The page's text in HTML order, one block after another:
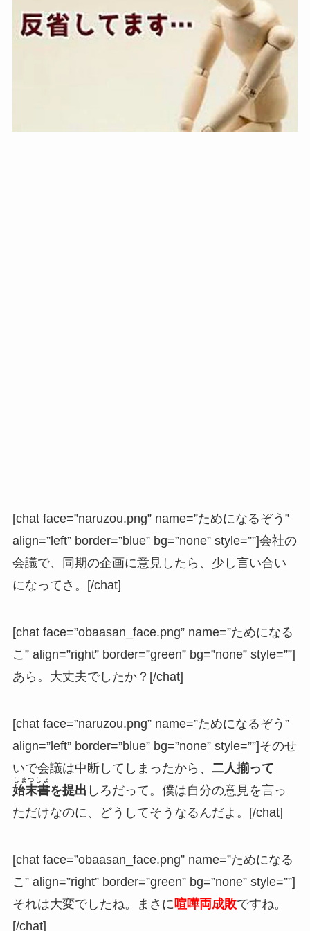
[chat face=”naruzou.png” name=”ためになるぞう”
align=”left” border=”blue” bg=”none” style=””]会社の
会議で、同期の企画に意見したら、少し言い合い
になってさ。[/chat]
[chat face=”obaasan_face.png” name=”ためになる
こ” align=”right” border=”green” bg=”none” style=””]
あら。大丈夫でしたか？[/chat]
[chat face=”naruzou.png” name=”ためになるぞう”
align=”left” border=”blue” bg=”none” style=””]そのせ
いで会議は中断してしまったから、 二人揃って
始末書
しまつしょ
を提出 しろだって。僕は自分の意見を言っ
ただけなのに、どうしてそうなるんだよ。[/chat]
[chat face=”obaasan_face.png” name=”ためになる
こ” align=”right” border=”green” bg=”none” style=””]
それは大変でしたね。まさに 喧嘩両成敗ですね。
[/chat]